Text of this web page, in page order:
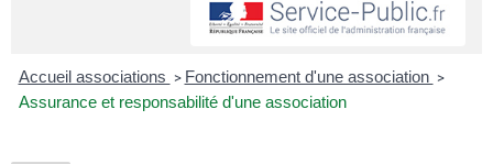
Accueil associations > Fonctionnement d'une association >
Assurance et responsabilité d'une association